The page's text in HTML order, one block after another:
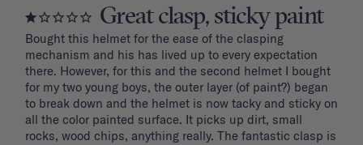
Great clasp, sticky paint
Bought this helmet for the ease of the clasping
mechanism and his has lived up to every expectation
there. However, for this and the second helmet I bought
for my two young boys, the outer layer (of paint?) began
to break down and the helmet is now tacky and sticky on
all the color painted surface. It picks up dirt, small
rocks, wood chips, anything really. The fantastic clasp is